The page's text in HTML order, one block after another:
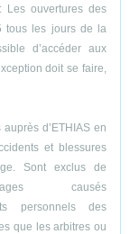
: Les ouvertures des
tous les jours de la
d’accéder aux
doit se faire,
d’ETHIAS en
et blessures
Sont exclus de
causés
personnels des
que les arbitres ou